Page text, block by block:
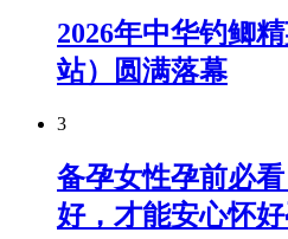
2026年中华钓鲫
站）圆满落幕
3
备孕女性孕前必
好，才能安心怀